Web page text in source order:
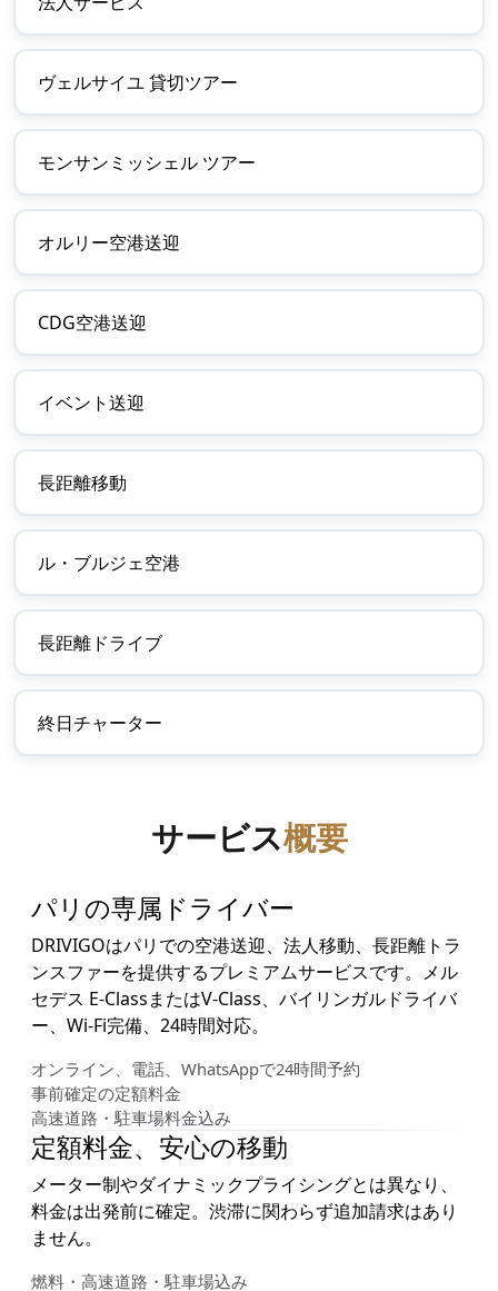
ヴェルサイユ 貸切ツアー
モンサンミッシェル ツアー
オルリー空港送迎
CDG空港送迎
イベント送迎
長距離移動
ル・ブルジェ空港
長距離ドライブ
終日チャーター
サービス概要
パリの専属ドライバー
DRIVIGOはパリでの空港送迎、法人移動、長距離トラ
ンスファーを提供するプレミアムサービスです。メル
セデス E-ClassまたはV-Class、バイリンガルドライバ
ー、Wi-Fi完備、24時間対応。
オンライン、電話、WhatsAppで24時間予約
事前確定の定額料金
高速道路・駐車場料金込み
定額料金、安心の移動
メーター制やダイナミックプライシングとは異なり、
料金は出発前に確定。渋滞に関わらず追加請求はあり
ません。
燃料・高速道路・駐車場込み